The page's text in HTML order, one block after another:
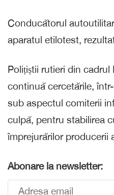
Conducătorul
aparatul etilotest,
Polițiștii rutieri din cadrul
continuă cercetările,
sub aspectul comiterii
culpă, pentru stabilirea
împrejurărilor producerii
Abonare la newsletter: